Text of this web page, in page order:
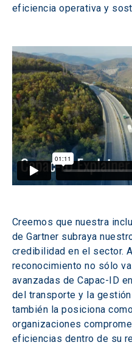
eficiencia operativa y
Creemos que nuestra
de Gartner subraya
credibilidad en el sector.
reconocimiento no sólo
avanzadas de Capac-ID
del transporte y la
también la posiciona
organizaciones
eficiencias dentro de su